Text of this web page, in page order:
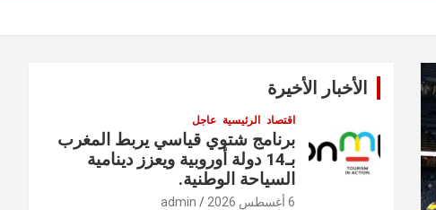
الأخبار الأخيرة
اقتصاد الرئيسية عاجل
برنامج شتوي قياسي يربط المغرب
بـ14 دولة أوروبية ويعزز دينامية
السياحة الوطنية.
6 أغسطس 2026 admin